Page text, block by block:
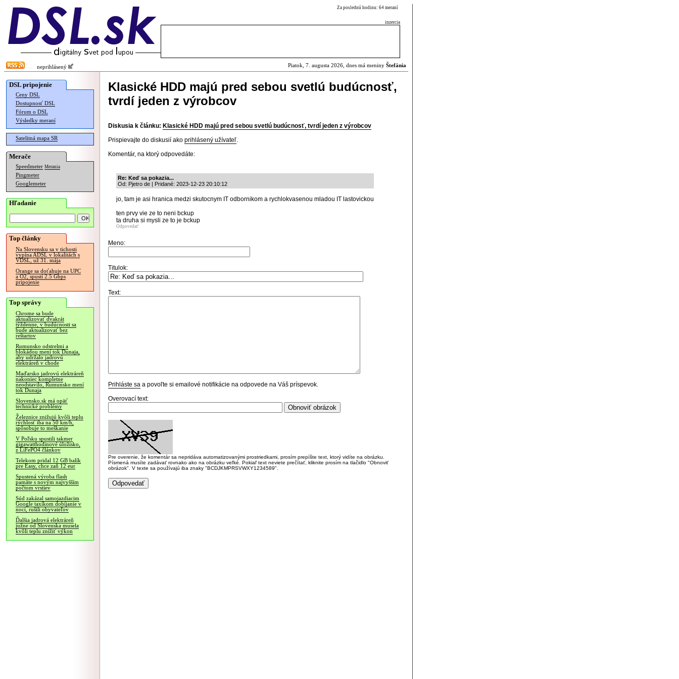
Za poslednú hodinu: 64 meraní
inzercia
neprihlásený Piatok, 7. augusta 2026, dnes má meniny Štefánia
DSL pripojenie
Ceny DSL
Dostupnosť DSL
Fórum o DSL
Výsledky meraní
Satelitná mapa SR
Merače
Speedmeter Merania
Pingmeter
Googlemeter
Hľadanie
Top články
Na Slovensku sa v tichosti
vypína ADSL v lokalitách s
VDSL, už 31. mája
Orange sa doťahuje na UPC
a O2, spustí 2.5 Gbps
pripojenie
Top správy
Chrome sa bude
aktualizovať dvakrát
týždenne, v budúcnosti sa
bude aktualizovať bez
reštartov
Rumunsko odstrelmi a
blokádou mení tok Dunaja,
aby udržalo jadrovú
elektráreň v chode
Maďarsko jadrovú elektráreň
nakoniec kompletne
neodstavilo, Rumunsko mení
tok Dunaja
Slovensko.sk má opäť
technické problémy
Železnice znižujú kvôli teplu
rýchlosť iba na 50 km/h,
spôsobuje to meškanie
V Poľsku spustili takmer
gigawatthodinové úložisko,
z LiFePO4 článkov
Telekom pridal 12 GB balík
pre Easy, chce zaň 12 eur
Spustená výroba flash
pamäte s novým najvyšším
počtom vrstiev
Súd zakázal samojazdiacim
Google taxíkom dobíjanie v
noci, rušili obyvateľov
Ďalšia jadrová elektráreň
južne od Slovenska musela
kvôli teplu znížiť výkon
Klasické HDD majú pred sebou svetlú budúcnosť,
tvrdí jeden z výrobcov
Diskusia k článku: Klasické HDD majú pred sebou svetlú budúcnosť, tvrdí jeden z výrobcov
Prispievajte do diskusií ako prihlásený užívateľ.
Komentár, na ktorý odpovedáte:
Re: Keď sa pokazia...
Od: Pjetro de | Pridané: 2023-12-23 20:10:12
jo, tam je asi hranica medzi skutocnym IT odbornikom a rychlokvasenou mladou IT lastovickou
ten prvy vie ze to neni bckup
ta druha si mysli ze to je bckup
Odpovedať
Meno:
Titulok:
Text:
Prihláste sa a povoľte si emailové notifikácie na odpovede na Váš príspevok.
Overovací text:
Pre overenie, že komentár sa nepridáva automatizovanými prostriedkami, prosím prepíšte text, ktorý vidíte na obrázku.
Písmená musíte zadávať rovnako ako na obrázku veľké. Pokiaľ text neviete prečítať, kliknite prosím na tlačidlo "Obnoviť
obrázok". V texte sa používajú iba znaky "BCDJKMPRSVWXY1234589".